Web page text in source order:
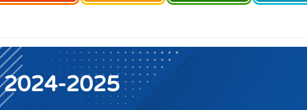
2024-2025